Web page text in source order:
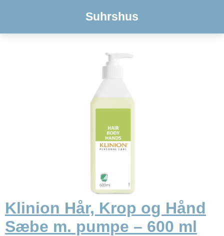
Suhrshus
Klinion Hår, Krop og Hånd
Sæbe m. pumpe – 600 ml